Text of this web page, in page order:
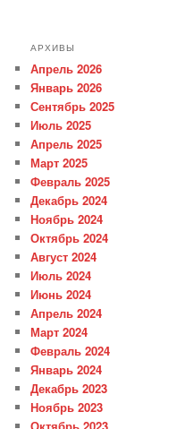
АРХИВЫ
Апрель 2026
Январь 2026
Сентябрь 2025
Июль 2025
Апрель 2025
Март 2025
Февраль 2025
Декабрь 2024
Ноябрь 2024
Октябрь 2024
Август 2024
Июль 2024
Июнь 2024
Апрель 2024
Март 2024
Февраль 2024
Январь 2024
Декабрь 2023
Ноябрь 2023